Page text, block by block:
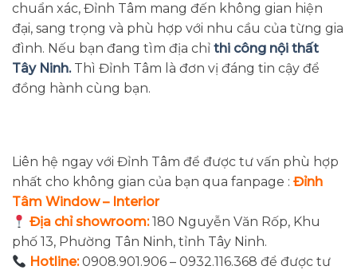
chuẩn xác, Đỉnh Tâm mang đến không gian hiện
đại, sang trọng và phù hợp với nhu cầu của từng gia
đình. Nếu bạn đang tìm địa chỉ thi công nội thất
Tây Ninh.Thì Đỉnh Tâm là đơn vị đáng tin cậy để
đồng hành cùng bạn.
Liên hệ ngay với Đỉnh Tâm để được tư vấn phù hợp
nhất cho không gian của bạn qua fanpage : Đỉnh
Tâm Window – Interior
Địa chỉ showroom:180 Nguyễn Văn Rốp, Khu
phố 13, Phường Tân Ninh, tỉnh Tây Ninh.
Hotline: 0908.901.906 – 0932.116.368 để được tư